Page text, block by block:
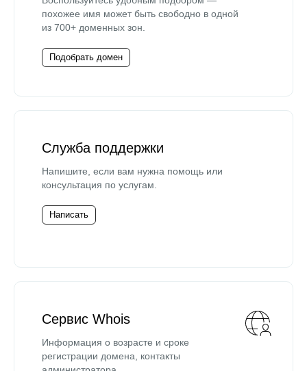
похожее имя может быть свободно в одной
из 700+ доменных зон.
Подобрать домен
Служба поддержки
Напишите, если вам нужна помощь или
консультация по услугам.
Написать
Сервис Whois
Информация о возрасте и сроке
регистрации домена, контакты